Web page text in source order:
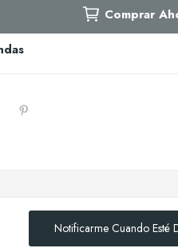
Comprar
Notificarme Cuando Esté